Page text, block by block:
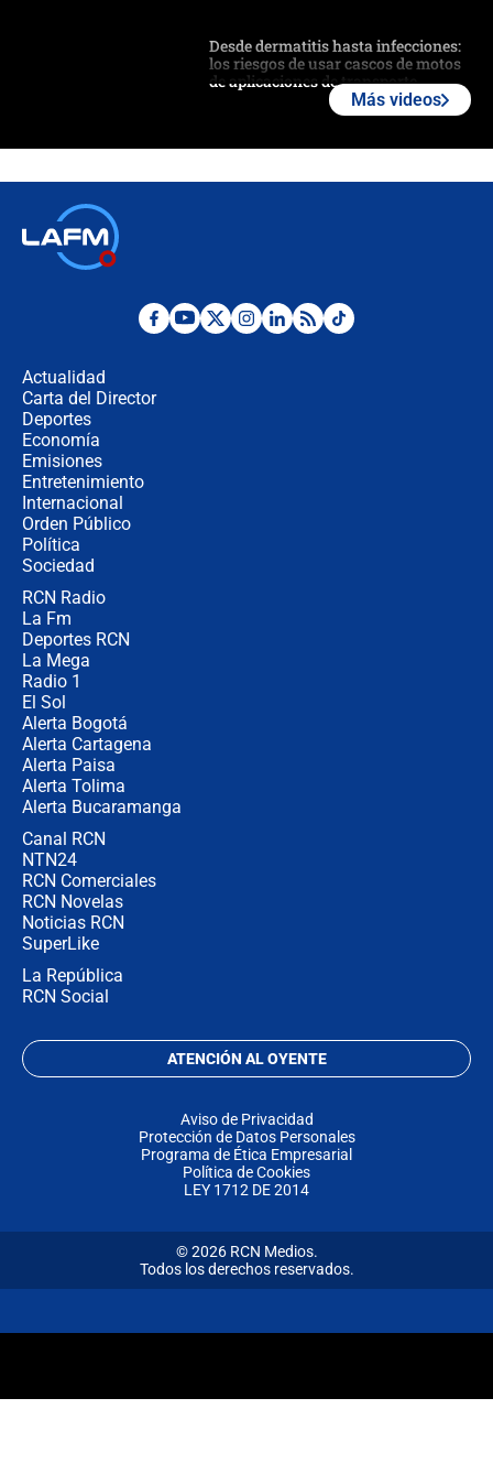
Desde dermatitis hasta infecciones:
los riesgos de usar cascos de motos
de aplicaciones de transporte
Posesión de Abelardo De La Espriella
Más videos
Actualidad
Carta del Director
Deportes
Economía
Emisiones
Entretenimiento
Internacional
Orden Público
Política
Sociedad
RCN Radio
La Fm
Deportes RCN
La Mega
Radio 1
El Sol
Alerta Bogotá
Alerta Cartagena
Alerta Paisa
Alerta Tolima
Alerta Bucaramanga
Canal RCN
NTN24
RCN Comerciales
RCN Novelas
Noticias RCN
SuperLike
La República
RCN Social
ATENCIÓN AL OYENTE
Aviso de Privacidad
Protección de Datos Personales
Programa de Ética Empresarial
Política de Cookies
LEY 1712 DE 2014
© 2026 RCN Medios.
Todos los derechos reservados.